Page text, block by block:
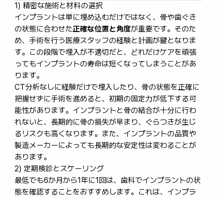
1) 精密な施術と材料の選択
インプラントは単に埋め込むだけではなく、骨や歯ぐき
の状態に合わせた正確な位置と角度が重要です。そのた
め、手術を行う医療スタッフの経験と計画が鍵となりま
す。この段階で埋入が不適切だと、どれだけケアを頑張
ってもインプラントの寿命は短くなってしまうことがあ
ります。
CT分析なしに経験だけで埋入したり、骨の状態を正確に
把握せずに手術を進めると、初期の固定力が低下する可
能性があります。インプラントと骨の結合が十分に行わ
れないと、長期的に骨の損失が早まり、ぐらつきが生じ
るリスクも高くなります。また、インプラントの品質や
製造メーカーによっても長期的な安定性は変わることが
あります。
2) 定期検診とスケーリング
最低でも6か月から1年に1回は、歯科でインプラントの状
態を確認することをおすすめします。これは、インプラ